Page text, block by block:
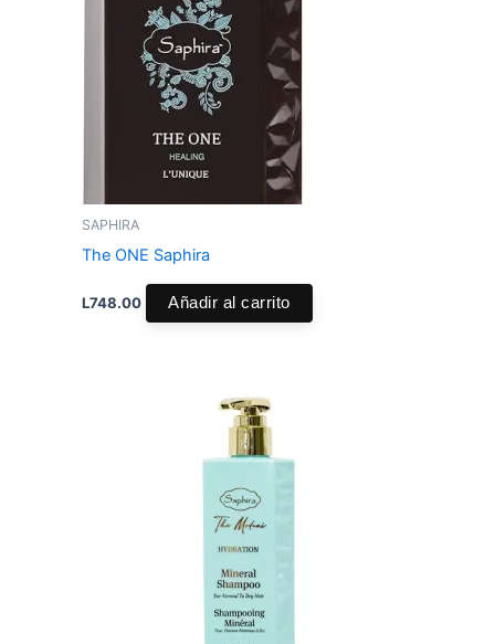
SAPHIRA
The ONE Saphira
L748.00 Añadir al carrito